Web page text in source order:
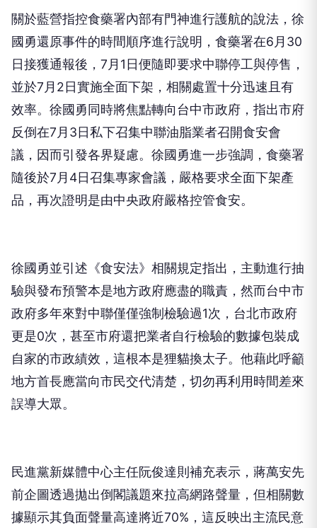
關於藍營指控食藥署內部有門神進行護航的說法，徐
國勇還原事件的時間順序進行說明，食藥署在6月30
日接獲通報後，7月1日便隨即要求中聯停工與停售，
並於7月2日實施全面下架，相關處置十分迅速且有
效率。徐國勇同時將焦點轉向台中市政府，指出市府
反倒在7月3日私下召集中聯油脂業者召開食安會
議，因而引發各界疑慮。徐國勇進一步強調，食藥署
隨後於7月4日召集專家會議，嚴格要求全面下架產
品，再次證明是由中央政府嚴格控管食安。
徐國勇並引述《食安法》相關規定指出，主動進行抽
驗與發布預警本是地方政府應盡的職責，然而台中市
政府多年來對中聯僅僅強制檢驗過1次，台北市政府
更是0次，甚至市府還把業者自行檢驗的數據包裝成
自家的市政績效，這根本是狸貓換太子。他藉此呼籲
地方首長應當向市民交代清楚，切勿再利用時間差來
誤導大眾。
民進黨新媒體中心主任阮俊達則補充表示，蔣萬安先
前企圖透過拋出倒閣議題來拉高網路聲量，但相關數
據顯示其負面聲量高達將近70%，這反映出主流民意